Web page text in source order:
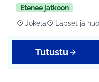
Etenee jatkoon
Rajaa tulokset aihepiirin
Jokela Rajaa tulokset
Lapset ja
Tutustu